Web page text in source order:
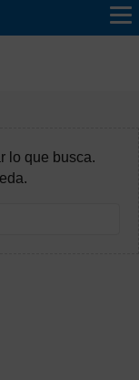
lo que busca.